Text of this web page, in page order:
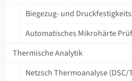
Biegezug- und
Automatisches Mikrohärte
Thermische Analytik
Netzsch Thermoanalyse